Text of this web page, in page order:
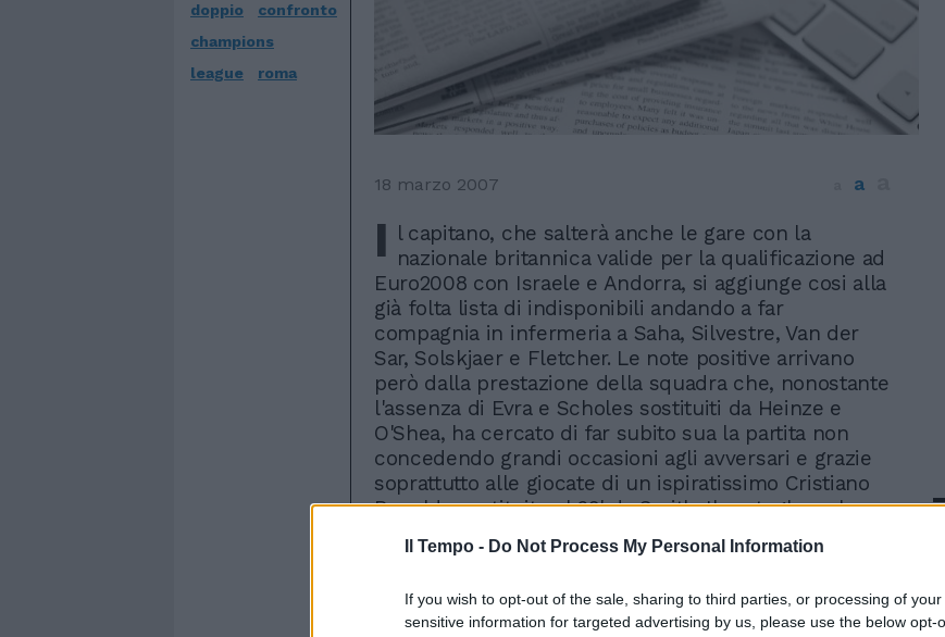
Il Tempo - Do Not Process My Personal Information
If you wish to opt-out of the sale, sharing to third parties, or processing of
sensitive information for targeted advertising by us, please use the below opt-
doppio
confronto
champions
league
roma
18 marzo 2007 a
I l capitano, che salterà anche le gare con la
nazionale britannica valide per la qualificazione ad
Euro2008 con Israele e Andorra, si aggiunge cosi alla
già folta lista di indisponibili andando a far
compagnia in infermeria a Saha, Silvestre, Van der
Sar, Solskjaer e Fletcher. Le note positive arrivano
però dalla prestazione della squadra che, nonostante
l'assenza di Evra e Scholes sostituiti da Heinze e
O'Shea, ha cercato di far subito sua la partita non
concedendo grandi occasioni agli avversari e grazie
soprattutto alle giocate di un ispiratissimo Cristiano
Ronaldo sostituito al 69' da Smith. Il portoghese ha
preso per mano i suoi mettendo lo zampino in 3 dei
quattro gol che portano la firma di Rooney e di Park.
rischia e manda in campo i suoi con il collaudato 4-